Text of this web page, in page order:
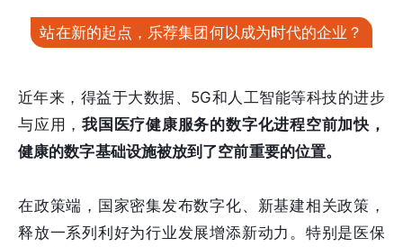
站在新的起点，乐荐集团何以成为时代的企业？
近年来，得益于大数据、5G和人工智能等科技的进步
与应用，我国医疗健康服务的数字化进程空前加快，
健康的数字基础设施被放到了空前重要的位置。
在政策端，国家密集发布数字化、新基建相关政策，
释放一系列利好为行业发展增添新动力。特别是医保